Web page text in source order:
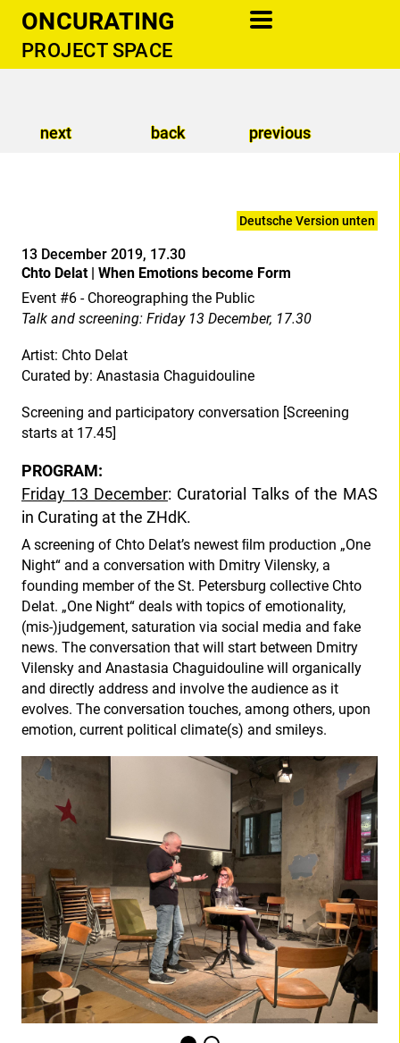
ONCURATING
PROJECT SPACE
newsletter
publications
donate
next back previous
Deutsche Version unten
13 December 2019, 17.30
Chto Delat | When Emotions become Form
Event #6 - Choreographing the Public
Talk and screening: Friday 13 December, 17.30
Artist: Chto Delat
Curated by: Anastasia Chaguidouline
Screening and participatory conversation [Screening
starts at 17.45]
PROGRAM:
Friday 13 December: Curatorial Talks of the MAS
in Curating at the ZHdK.
A screening of Chto Delat’s newest ﬁlm production „One
Night“ and a conversation with Dmitry Vilensky, a
founding member of the St. Petersburg collective Chto
Delat. „One Night“ deals with topics of emotionality,
(mis-)judgement, saturation via social media and fake
news. The conversation that will start between Dmitry
Vilensky and Anastasia Chaguidouline will organically
and directly address and involve the audience as it
evolves. The conversation touches, among others, upon
emotion, current political climate(s) and smileys.